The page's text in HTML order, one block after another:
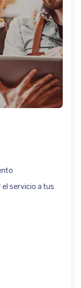
servicio a tus